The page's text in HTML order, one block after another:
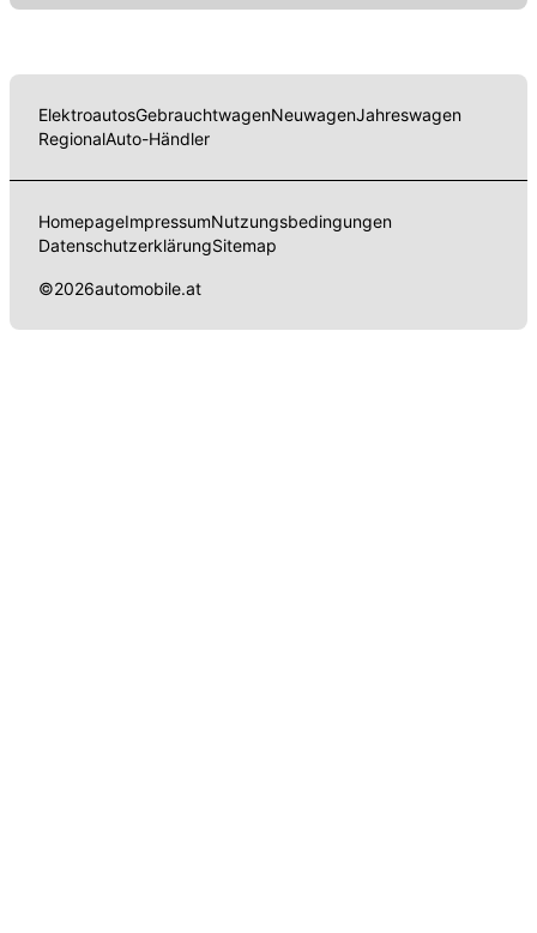
ElektroautosGebrauchtwagenNeuwagenJahreswagen
RegionalAuto-Händler
HomepageImpressumNutzungsbedingungen
DatenschutzerklärungSitemap
©2026automobile.at